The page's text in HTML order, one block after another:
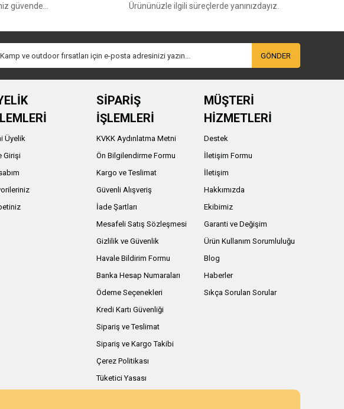
güvende... Ürününüzle ilgili süreçlerde yanınızdayız.
GÖNDER
Üyelik
Girişi
SİPARİŞ
İŞLEMLERİ
KVKK Aydınlatma Metni
Ön Bilgilendirme Formu
Kargo ve Teslimat
Güvenli Alışveriş
İade Şartları
Mesafeli Satış Sözleşmesi
Gizlilik ve Güvenlik
Havale Bildirim Formu
Banka Hesap Numaraları
Ödeme Seçenekleri
Kredi Kartı Güvenliği
Sipariş ve Teslimat
Sipariş ve Kargo Takibi
Çerez Politikası
Tüketici Yasası
MÜŞTERİ
HİZMETLERİ
Destek
İletişim Formu
İletişim
Hakkımızda
Ekibimiz
Garanti ve Değişim
Ürün Kullanım Sorumluluğu
Blog
Haberler
Sıkça Sorulan Sorular